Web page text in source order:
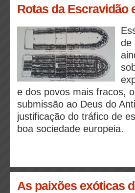
Rotas da Escravidão
de
e dos povos mais fracos,
submissão ao Deus do
justificação do tráfico de
boa sociedade europeia.
As paixões exóticas